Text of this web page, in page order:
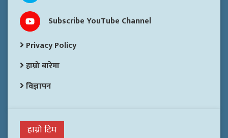
Subscribe YouTube Channel
Privacy Policy
हाम्रो बारेमा
विज्ञापन
हाम्रो टिम